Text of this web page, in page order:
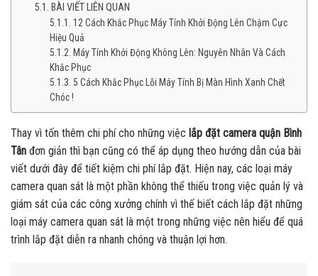
BÀI VIẾT LIÊN QUAN
12 Cách Khắc Phục Máy Tính Khởi Động Lên Chậm Cực
Hiệu Quả
Máy Tính Khởi Động Không Lên: Nguyên Nhân Và Cách
Khắc Phục
5 Cách Khắc Phục Lỗi Máy Tính Bị Màn Hình Xanh Chết
Chóc !
Thay vì tốn thêm chi phí cho những việc lắp đặt camera quận Bình
Tân đơn giản thì bạn cũng có thể áp dụng theo hướng dẫn của bài
viết dưới đây để tiết kiệm chi phí lắp đặt. Hiện nay, các loại máy
camera quan sát là một phần không thể thiếu trong việc quản lý và
giám sát của các công xưởng chính vì thế biết cách lắp đặt những
loại máy camera quan sát là một trong những việc nên hiểu để quá
trình lắp đặt diễn ra nhanh chóng và thuận lợi hơn.